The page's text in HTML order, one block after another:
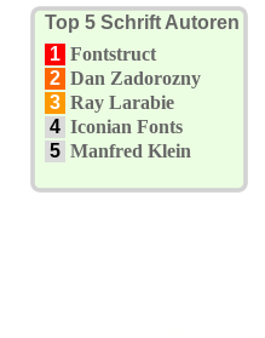
Top 5 Schrift Autoren
1 Fontstruct
2 Dan Zadorozny
3 Ray Larabie
4 Iconian Fonts
5 Manfred Klein